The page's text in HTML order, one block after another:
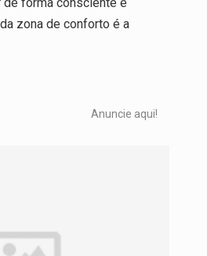
zona de conforto é a
Anuncie aqui!